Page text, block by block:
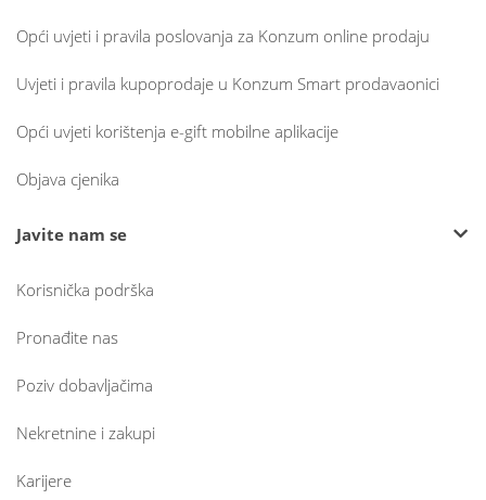
Opći uvjeti i pravila poslovanja za Konzum online prodaju
Uvjeti i pravila kupoprodaje u Konzum Smart prodavaonici
Opći uvjeti korištenja e-gift mobilne aplikacije
Objava cjenika
Javite nam se
Korisnička podrška
Pronađite nas
Poziv dobavljačima
Nekretnine i zakupi
Karijere